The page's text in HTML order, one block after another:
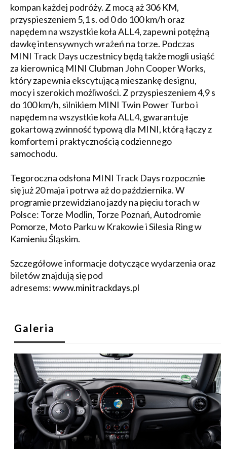
kompan każdej podróży. Z mocą aż 306 KM,
przyspieszeniem 5,1 s. od 0 do 100 km/h oraz
napędem na wszystkie koła ALL4, zapewni potężną
dawkę intensywnych wrażeń na torze. Podczas
MINI Track Days uczestnicy będą także mogli usiąść
za kierownicą MINI Clubman John Cooper Works,
który zapewnia ekscytującą mieszankę designu,
mocy i szerokich możliwości. Z przyspieszeniem 4,9 s
do 100 km/h, silnikiem MINI Twin Power Turbo i
napędem na wszystkie koła ALL4, gwarantuje
gokartową zwinność typową dla MINI, którą łączy z
komfortem i praktycznością codziennego
samochodu.
Tegoroczna odsłona MINI Track Days rozpocznie
się już 20 maja i potrwa aż do października. W
programie przewidziano jazdy na pięciu torach w
Polsce: Torze Modlin, Torze Poznań, Autodromie
Pomorze, Moto Parku w Krakowie i Silesia Ring w
Kamieniu Śląskim.
Szczegółowe informacje dotyczące wydarzenia oraz
biletów znajdują się pod
adresems:www.minitrackdays.pl
Galeria